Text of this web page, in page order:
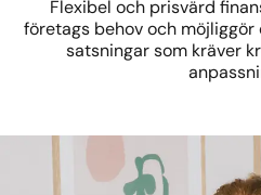
Flexibel och prisvärd
företags behov och
satsningar som kräver